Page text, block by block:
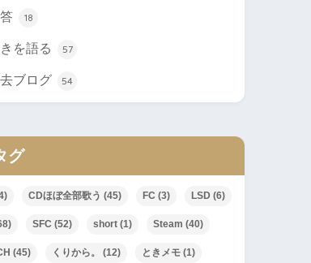
18
を語る 57
ブログ 54
グ
CDほぼ全部歌う (45) FC (3) LSD (6)
SFC (52) short (1) Steam (40)
(45) くりから。 (12) ときメモ (1)